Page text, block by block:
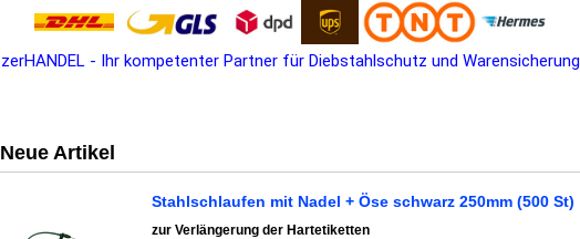
zerHANDEL - Ihr kompetenter Partner für Diebstahlschutz und Warensicherung
Neue Artikel
Stahlschlaufen mit Nadel + Öse schwarz 250mm (500 St)
zur Verlängerung der Hartetiketten